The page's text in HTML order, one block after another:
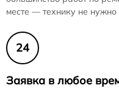
месте — технику не нужно
24
Заявка в любое